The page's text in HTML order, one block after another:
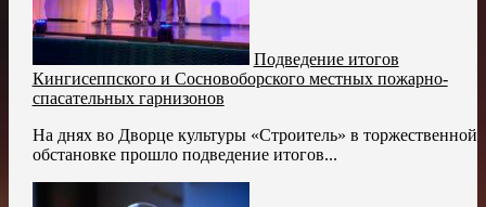
Подведение итогов
Кингисеппского и Сосновоборского местных пожарно-
спасательных гарнизонов
На днях во Дворце культуры «Строитель» в торжественной
обстановке прошло подведение итогов...